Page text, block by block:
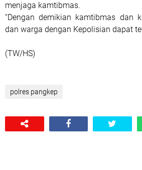
menjaga kamtibmas.
“Dengan demikian kamtibmas dan
dan warga dengan Kepolisian dapat
(TW/HS)
polres pangkep